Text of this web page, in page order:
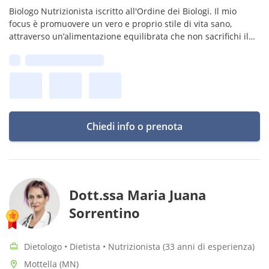
Biologo Nutrizionista iscritto all'Ordine dei Biologi. Il mio
focus è promuovere un vero e proprio stile di vita sano,
attraverso un’alimentazione equilibrata che non sacrifichi il
Chiedi info o prenota
Dott.ssa Maria Juana
Sorrentino
Dietologo • Dietista • Nutrizionista (33 anni di esperienza)
Mottella (MN)